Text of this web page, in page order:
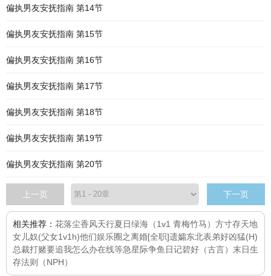
偏执男友安抚指南 第14节
偏执男友安抚指南 第15节
偏执男友安抚指南 第16节
偏执男友安抚指南 第17节
偏执男友安抚指南 第18节
偏执男友安抚指南 第19节
偏执男友安抚指南 第20节
上一页 下一页
相关推荐： 花落尘香风天行夏日绿海（1v1 青梅竹马） 方寸存天地
女儿奴(父女1v1h)他们娱乐圈之离婚[全职]遗孀东北表弟好凶猛(H)
总裁打赌要追我怎么办在线等急星际争鱼日记碧好（古言） 末日生
存法则（NPH）